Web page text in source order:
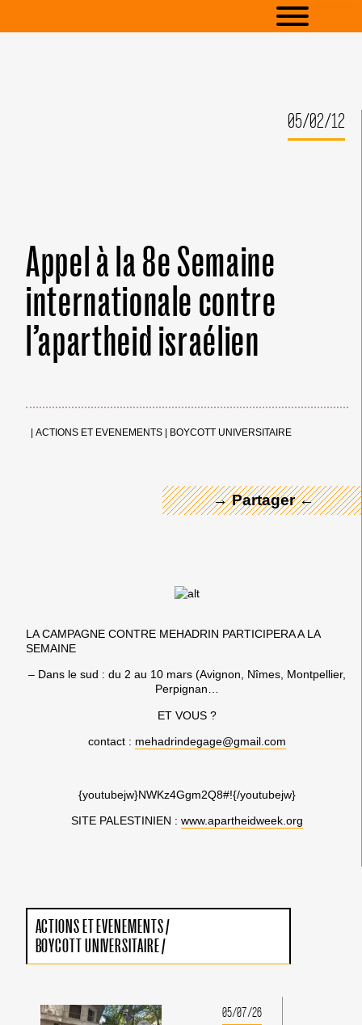
05/02/12
Appel à la 8e Semaine
internationale contre
l’apartheid israélien
ACTIONS ET EVENEMENTS BOYCOTT UNIVERSITAIRE
→ Partager ←
LA CAMPAGNE CONTRE MEHADRIN PARTICIPERA A LA
SEMAINE
– Dans le sud : du 2 au 10 mars (Avignon, Nîmes, Montpellier,
Perpignan…
ET VOUS ?
contact : mehadrindegage@gmail.com
{youtubejw}NWKz4Ggm2Q8#!{/youtubejw}
SITE PALESTINIEN : www.apartheidweek.org
ACTIONS ET EVENEMENTS/
BOYCOTT UNIVERSITAIRE/
05/07/26